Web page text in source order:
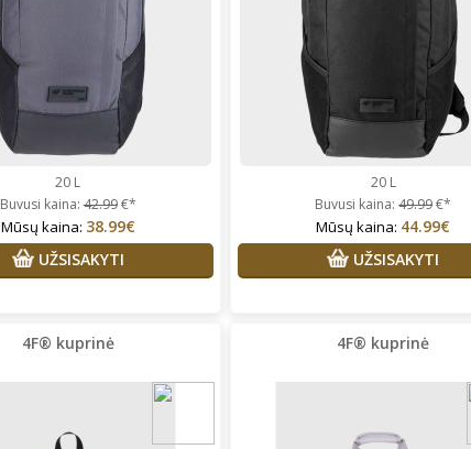
20 L
Buvusi kaina:42.99€*
Mūsų kaina: 38.99€
UŽSISAKYTI
20 L
Buvusi kaina:49.99€*
Mūsų kaina: 44.99€
UŽSISAKYTI
4F® kuprinė 4F® kuprinė